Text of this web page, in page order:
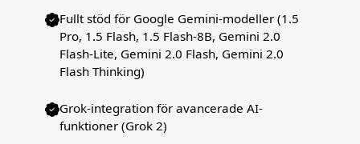
Fullt stöd för Google Gemini-modeller (1.5
Pro, 1.5 Flash, 1.5 Flash-8B, Gemini 2.0
Flash-Lite, Gemini 2.0 Flash, Gemini 2.0
Flash Thinking)
Grok-integration för avancerade AI-
funktioner (Grok 2)